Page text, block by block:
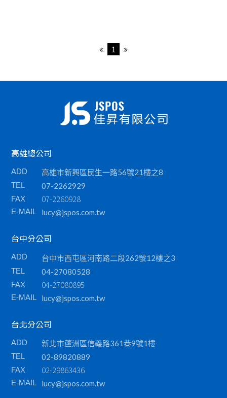
1
高雄總公司
ADD 高雄市新興區民生一路56號21樓之8
TEL 07-2262929
FAX 07-2260928
E-MAIL lucy@jspos.com.tw
台中分公司
ADD 台中市西屯區河南路二段262號12樓之3
TEL 04-27080528
FAX 04-27080895
E-MAIL lucy@jspos.com.tw
台北分公司
ADD 新北市蘆洲區信義路361巷9號1樓
TEL 02-89820889
FAX 02-29863436
E-MAIL lucy@jspos.com.tw